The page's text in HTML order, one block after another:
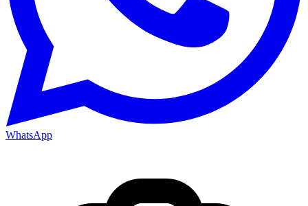
WhatsApp